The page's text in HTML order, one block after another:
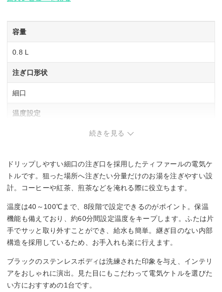
容量
0.8 L
注ぎ口形状
細口
温度設定
8段階(100℃/95℃/90℃/85℃/80℃/70℃/60℃/40℃)
7段階(95℃/90℃/85℃/80℃/70℃/60℃/40℃)
○
蓋の取り外し
○
続きを見る
ドリップしやすい細口の注ぎ口を採用したティファールの電気ケ
トルです。狙った場所へ注ぎたい分量だけのお湯を注ぎやすい設
計。コーヒーや紅茶、煎茶などを淹れる際に役立ちます。
温度は40～100℃まで、8段階で設定できるのがポイント。保温
機能も備えており、約60分間設定温度をキープします。ふたは片
手でサッと取り外すことができ、給水も簡単。継ぎ目のない内部
構造を採用しているため、お手入れも楽に行えます。
ブラックのステンレスボディは洗練された印象を与え、インテリ
アをおしゃれに演出。見た目にもこだわって電気ケトルを選びた
い方におすすめの1台です。